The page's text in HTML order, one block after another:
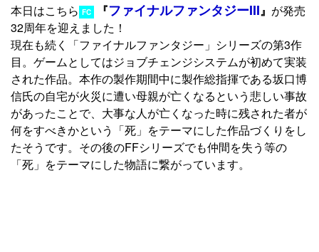
本日はこちら FC 『ファイナルファンタジーIII』 が発売
32周年を迎えました！
現在も続く「ファイナルファンタジー」シリーズの第3作
目。ゲームとしてはジョブチェンジシステムが初めて実装
された作品。本作の製作期間中に製作総指揮である坂口博
信氏の自宅が火災に遭い母親が亡くなるという悲しい事故
があったことで、大事な人が亡くなった時に残された者が
何をすべきかという「死」をテーマにした作品づくりをし
たそうです。その後のFFシリーズでも仲間を失う等の
「死」をテーマにした物語に繋がっています。